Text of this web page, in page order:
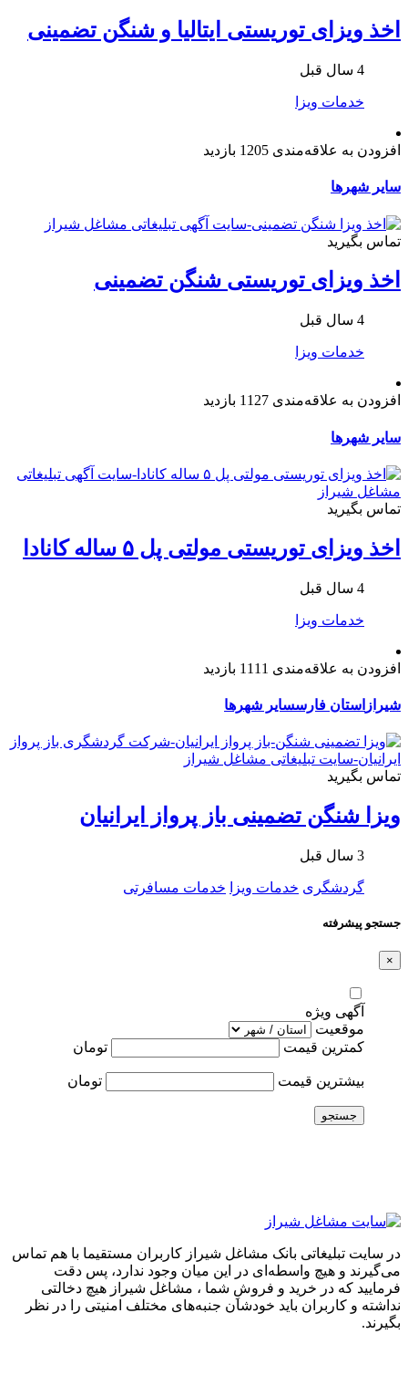
اخذ ویزای توریستی ایتالیا و شنگن تضمینی
4 سال قبل
خدمات ویزا
افزودن به علاقه‌مندی 1205 بازدید
سایر شهرها
تماس بگیرید
اخذ ویزای توریستی شنگن تضمینی
4 سال قبل
خدمات ویزا
افزودن به علاقه‌مندی 1127 بازدید
سایر شهرها
تماس بگیرید
اخذ ویزای توریستی مولتی پل ۵ ساله کانادا
4 سال قبل
خدمات ویزا
افزودن به علاقه‌مندی 1111 بازدید
شیراز استان فارسسایر شهرها
تماس بگیرید
ویزا شنگن تضمینی باز پرواز ایرانیان
3 سال قبل
گردشگری خدمات ویزا خدمات مسافرتی
جستجو پیشرفته
×
آگهی ویژه
موقعیت
کمترین قیمت
تومان
بیشترین قیمت تومان
جستجو
در سایت تبلیغاتی بانک مشاغل شیراز کاربران مستقیما با هم تماس
می‌گیرند و هیچ واسطه‌ای در این میان وجود ندارد، پس دقت
فرمایید که در خرید و فروشِ شما ، مشاغل شیراز هیچ دخالتی
نداشته و کاربران باید خودشان جنبه‌های مختلف امنیتی را در نظر
بگیرند.